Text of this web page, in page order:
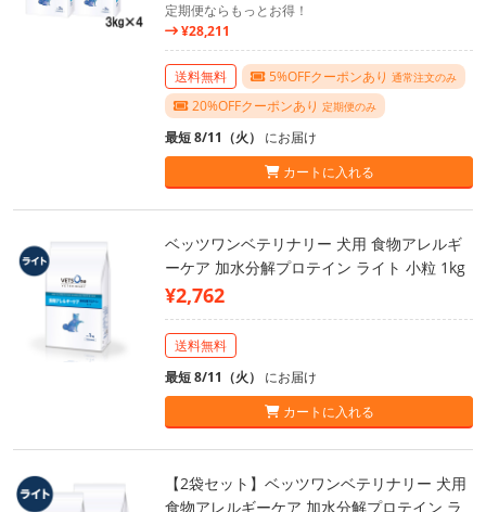
定期便ならもっとお得！
¥28,211
送料無料 5%OFFクーポンあり 通常注文のみ
20%OFFクーポンあり 定期便のみ
最短 8/11（火） にお届け
カートに入れる
ベッツワンベテリナリー 犬用 食物アレルギ
ーケア 加水分解プロテイン ライト 小粒 1kg
¥2,762
送料無料
最短 8/11（火） にお届け
カートに入れる
【2袋セット】ベッツワンベテリナリー 犬用
食物アレルギーケア 加水分解プロテイン ラ